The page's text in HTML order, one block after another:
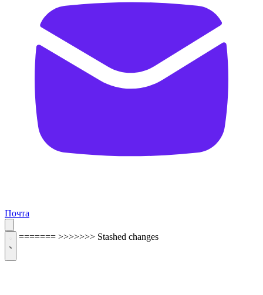
Почта
======= >>>>>>> Stashed changes